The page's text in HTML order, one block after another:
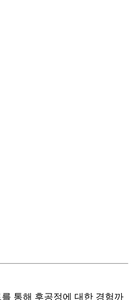
통해 후공정에 대한 경험까